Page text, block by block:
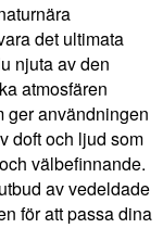
det ultimata
njuta av den
atmosfären
ger användningen
doft och ljud som
välbefinnande.
av vedeldade
för att passa dina